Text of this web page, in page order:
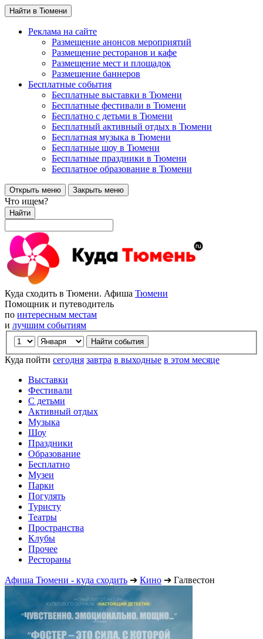
Найти в Тюмени
Реклама на сайте
Размещение анонсов мероприятий
Размещение ресторанов и кафе
Размещение мест и площадок
Размещение баннеров
Бесплатные события
Бесплатные выставки в Тюмени
Бесплатные фестивали в Тюмени
Бесплатно с детьми в Тюмени
Бесплатный активный отдых в Тюмени
Бесплатная музыка в Тюмени
Бесплатные шоу в Тюмени
Бесплатные праздники в Тюмени
Бесплатное образование в Тюмени
Открыть меню Закрыть меню
Что ищем?
Найти
Куда сходить в Тюмени. Афиша Тюмени
Помощник и путеводитель
по интересным местам
и лучшим событиям
Куда пойти сегодня завтра в выходные в этом месяце
Выставки
Фестивали
С детьми
Активный отдых
Музыка
Шоу
Праздники
Образование
Бесплатно
Музеи
Парки
Погулять
Туристу
Театры
Пространства
Клубы
Прочее
Рестораны
Афиша Тюмени - куда сходить ➔ Кино ➔ Галвестон